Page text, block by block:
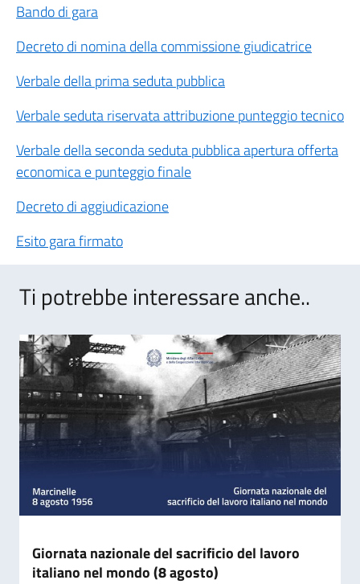
Bando di gara
Decreto di nomina della commissione giudicatrice
Verbale della prima seduta pubblica
Verbale seduta riservata attribuzione punteggio tecnico
Verbale della seconda seduta pubblica apertura offerta
economica e punteggio finale
Decreto di aggiudicazione
Esito gara firmato
Ti potrebbe interessare anche..
Giornata nazionale del sacrificio del lavoro
italiano nel mondo (8 agosto)